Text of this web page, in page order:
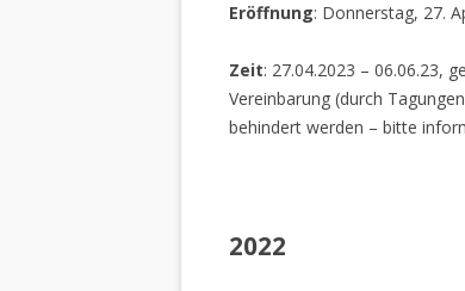
Eröffnung: Donnerstag, 27.
Zeit: 27.04.2023 – 06.06.23,
Vereinbarung (durch
behindert werden – bitte
2022